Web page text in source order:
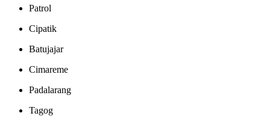
Patrol
Cipatik
Batujajar
Cimareme
Padalarang
Tagog